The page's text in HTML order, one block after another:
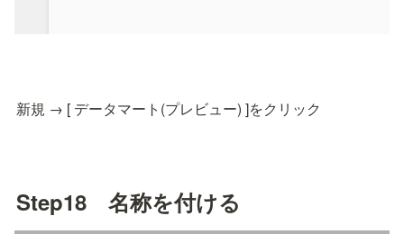
新規 → [ データマート(プレビュー) ]をクリック
Step18　名称を付ける